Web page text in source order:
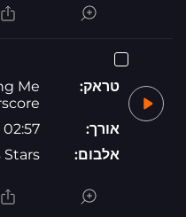
טראק:
Me
אורך:
02:57
אלבום:
Stars